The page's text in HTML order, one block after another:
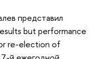
представил
but performance
re-election of